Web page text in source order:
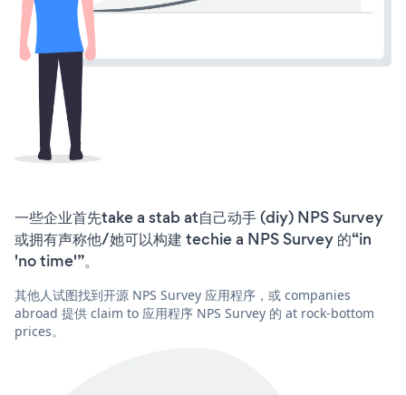
一些企业首先take a stab at自己动手 (diy) NPS Survey
或拥有声称他/她可以构建 techie a NPS Survey 的“in
'no time'”。
其他人试图找到开源 NPS Survey 应用程序，或 companies
abroad 提供 claim to 应用程序 NPS Survey 的 at rock-bottom
prices。